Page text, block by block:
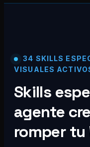
34 SKILLS
VISUALES
Skills
agente
romper tu